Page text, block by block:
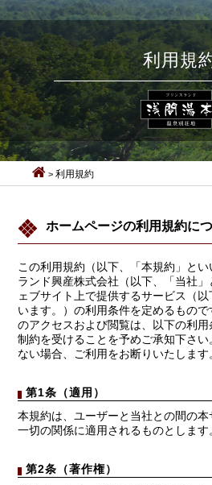
利用規
利用規約
ホームページの利用規約に
この利用規約（以下、「本規約」と
ランド興産株式会社（以下、「当社
ェブサイト上で提供するサービス（
います。）の利用条件を定めるもの
のアクセスおよび閲覧は、以下の利
制約を受けることを予めご承知下さ
ない場合、ご利用をお断りいたします
第1条（適用）
本規約は、ユーザーと当社との間の
一切の関係に適用されるものとします
第2条（著作権）